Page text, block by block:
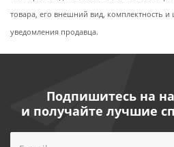
товара, его внешний вид, комплектность и
уведомления продавца.
Подпишитесь на
и получайте лучшие